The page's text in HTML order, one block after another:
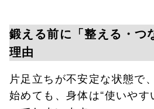
鍛える前に「整える・つ
理由
片足立ちが不安定な状態で
始めても、身体は“使いやす